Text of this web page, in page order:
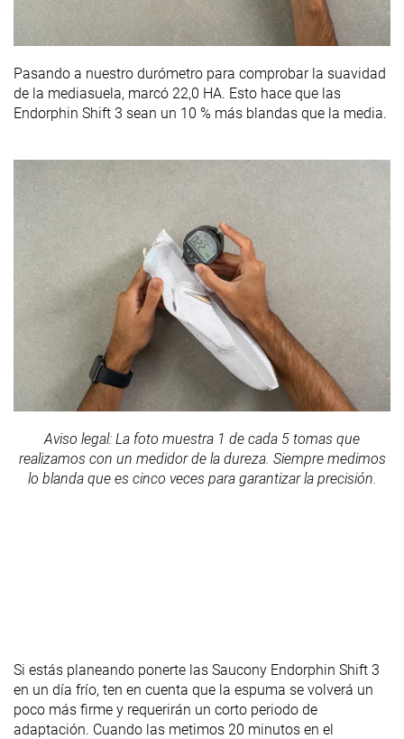
Pasando a nuestro durómetro para comprobar la suavidad
de la mediasuela, marcó 22,0 HA. Esto hace que las
Endorphin Shift 3 sean un 10 % más blandas que la media.
Aviso legal: La foto muestra 1 de cada 5 tomas que
realizamos con un medidor de la dureza. Siempre medimos
lo blanda que es cinco veces para garantizar la precisión.
Si estás planeando ponerte las Saucony Endorphin Shift 3
en un día frío, ten en cuenta que la espuma se volverá un
poco más firme y requerirán un corto periodo de
adaptación. Cuando las metimos 20 minutos en el